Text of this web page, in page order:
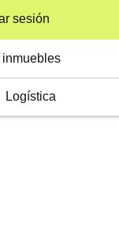
sesión
Logística
inmuebles